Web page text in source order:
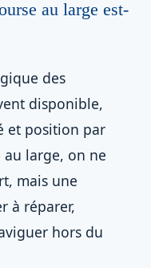
au large est-
des
disponible,
et position par
large, on ne
mais une
à réparer,
hors du